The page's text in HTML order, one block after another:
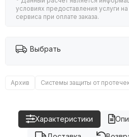
условиях предоставления услуги
сервиса при оплате заказа.
Выбрать
Архив Системы защиты от
Характеристики